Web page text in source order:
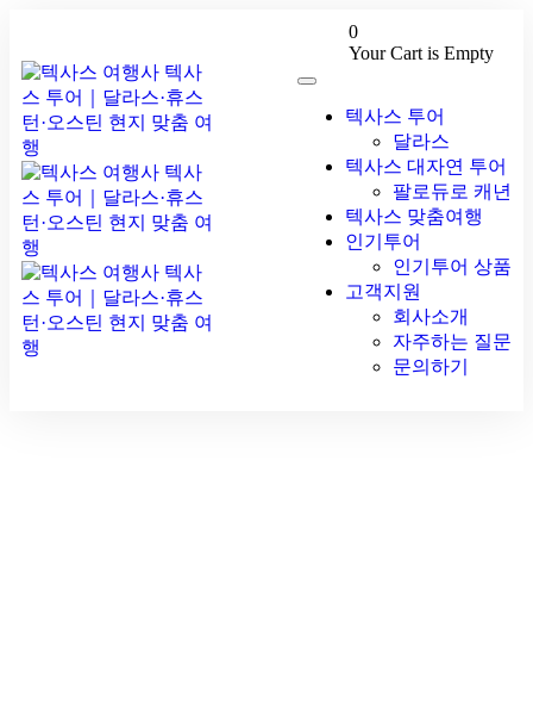
0
Your Cart is Empty
텍사스 투어
달라스
텍사스 대자연 투어
팔로듀로 캐년
텍사스 맞춤여행
인기투어
인기투어 상품
고객지원
회사소개
자주하는 질문
문의하기